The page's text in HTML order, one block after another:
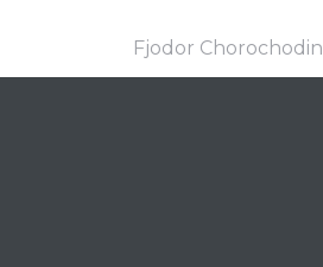
Fjodor Chorochodin